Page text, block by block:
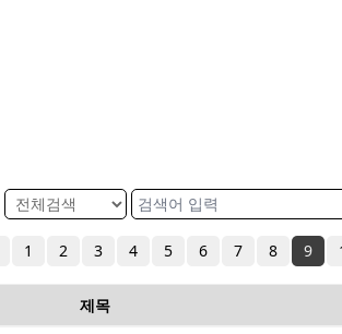
1 2 3 4 5 6 7 8 9
제목